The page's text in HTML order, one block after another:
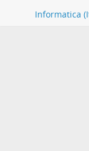
Informatica